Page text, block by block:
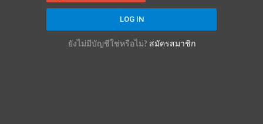
ยังไม่มีบัญชีใช่หรือไม่? สมัครสมาชิก